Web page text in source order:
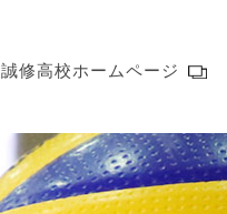
誠修高校ホームページ